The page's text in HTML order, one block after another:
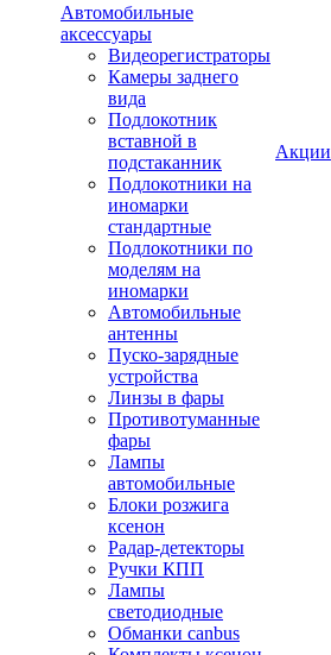
Автомобильные
аксессуары
Видеорегистраторы
Камеры заднего
вида
Подлокотник
вставной в
подстаканник
Подлокотники на
иномарки
стандартные
Подлокотники по
моделям на
иномарки
Автомобильные
антенны
Пуско-зарядные
устройства
Линзы в фары
Противотуманные
фары
Лампы
автомобильные
Блоки розжига
ксенон
Радар-детекторы
Ручки КПП
Лампы
светодиодные
Обманки canbus
Акции